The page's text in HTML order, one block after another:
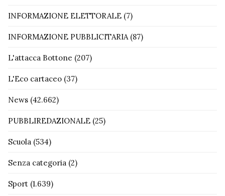
INFORMAZIONE ELETTORALE (7)
INFORMAZIONE PUBBLICITARIA(87)
L'attacca Bottone (207)
L'Eco cartaceo (37)
News (42.662)
PUBBLIREDAZIONALE (25)
Scuola (534)
Senza categoria (2)
Sport (1.639)